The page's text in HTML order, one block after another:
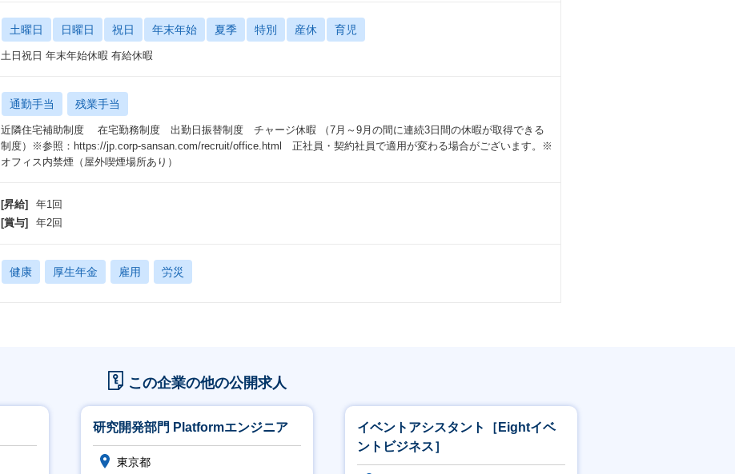
土曜日 日曜日 祝日 年末年始 夏季 特別 産休 育児
土日祝日 年末年始休暇 有給休暇
通勤手当 残業手当
近隣住宅補助制度 在宅勤務制度 出勤日振替制度 チャージ休暇 （7月～9月の間に連続3日間の休暇が取得できる
制度）※参照：https://jp.corp-sansan.com/recruit/office.html 正社員・契約社員で適用が変わる場合がございます。※
オフィス内禁煙（屋外喫煙場所あり）
[昇給]
年1回
[賞与]
年2回
健康 厚生年金 雇用 労災
この企業の他の公開求人
研究開発部門 Platformエンジニア
東京都
イベントアシスタント［Eightイベ
ントビジネス］